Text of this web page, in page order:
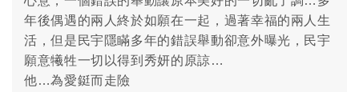
年後偶遇的兩人終於如願在一起，過著幸福的兩人生
活，但是民宇隱瞞多年的錯誤舉動卻意外曝光，民宇
願意犧牲一切以得到秀妍的原諒…
他…為愛鋌而走險